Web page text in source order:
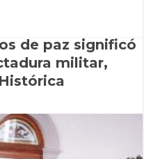
de paz significó
militar,